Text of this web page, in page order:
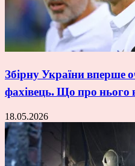
Збірну України вперше
фахівець. Що про нього
18.05.2026